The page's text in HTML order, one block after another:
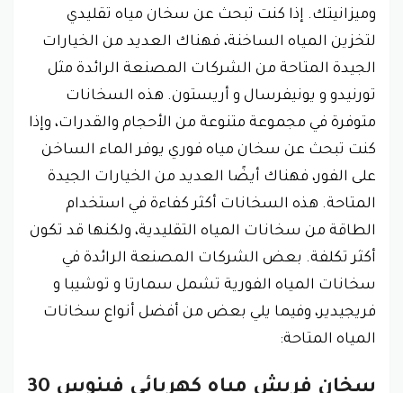
وميزانيتك. إذا كنت تبحث عن سخان مياه تقليدي
لتخزين المياه الساخنة، فهناك العديد من الخيارات
الجيدة المتاحة من الشركات المصنعة الرائدة مثل
تورنيدو و يونيفرسال و أريستون. هذه السخانات
متوفرة في مجموعة متنوعة من الأحجام والقدرات، وإذا
كنت تبحث عن سخان مياه فوري يوفر الماء الساخن
على الفور، فهناك أيضًا العديد من الخيارات الجيدة
المتاحة. هذه السخانات أكثر كفاءة في استخدام
الطاقة من سخانات المياه التقليدية، ولكنها قد تكون
أكثر تكلفة. بعض الشركات المصنعة الرائدة في
سخانات المياه الفورية تشمل سمارتا و توشيبا و
فريجيدير، وفيما يلي بعض من أفضل أنواع سخانات
المياه المتاحة: